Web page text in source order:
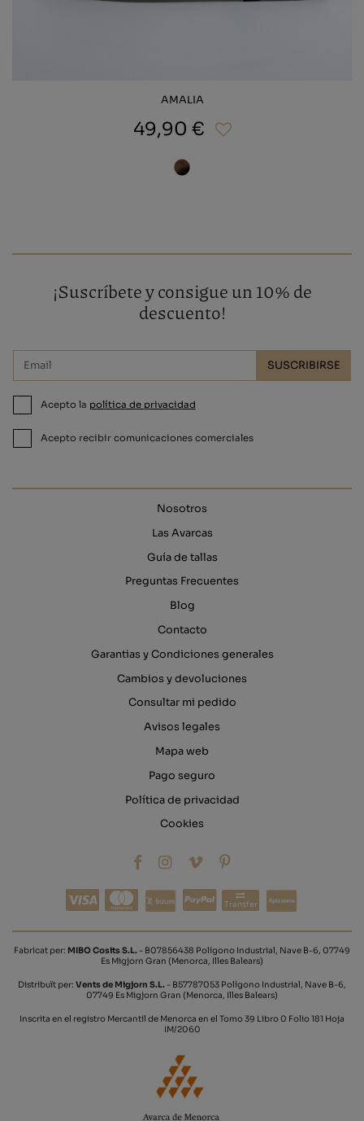
AMALIA
49,90 €
¡Suscríbete y consigue un 10% de
descuento!
SUSCRIBIRSE
Acepto la política de privacidad
Acepto recibir comunicaciones comerciales
Nosotros
Las Avarcas
Guía de tallas
Preguntas Frecuentes
Blog
Contacto
Garantias y Condiciones generales
Cambios y devoluciones
Consultar mi pedido
Avisos legales
Mapa web
Pago seguro
Política de privacidad
Cookies
Transfer
Fabricat per: MIBO Cosits S.L. - B07856438 Polígono Industrial, Nave B-6, 07749
Es Migjorn Gran (Menorca, Illes Balears)
Distribuït per: Vents de Migjorn S.L. - B57787053 Polígono Industrial, Nave B-6,
07749 Es Migjorn Gran (Menorca, Illes Balears)
Inscrita en el registro Mercantil de Menorca en el Tomo 39 Libro 0 Folio 181 Hoja
IM/2060